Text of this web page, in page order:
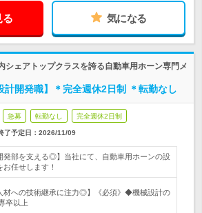
る 気になる
シェアトップクラスを誇る自動車用ホーン専門メ
計開発職】＊完全週休2日制 ＊転勤なし
急募 転勤なし 完全週休2日制
了予定日： 2026/11/09
発部を支える◎】当社にて、自動車用ホーンの設
任せします！
材への技術継承に注力◎】《必須》◆機械設計の
卒以上